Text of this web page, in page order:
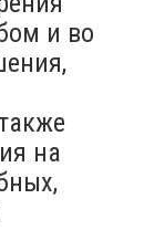
и во
на